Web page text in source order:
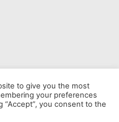
mesto leta |
to give you the most
your preferences
“Accept”, you consent to the